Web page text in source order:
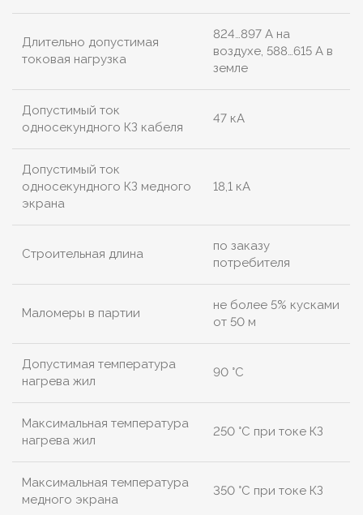
Длительно допустимая
токовая нагрузка
824…897 А на
воздухе, 588…615 А в
земле
Допустимый ток
односекундного КЗ кабеля
47 кА
Допустимый ток
односекундного КЗ медного
экрана
18,1 кА
Строительная длина
по заказу
потребителя
Маломеры в партии
не более 5% кусками
от 50 м
Допустимая температура
нагрева жил
90 °C
Максимальная температура
нагрева жил
250 °C при токе КЗ
Максимальная температура
медного экрана
350 °C при токе КЗ